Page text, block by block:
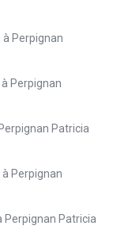
Perpignan
Perpignan
Patricia
Perpignan
Perpignan Patricia